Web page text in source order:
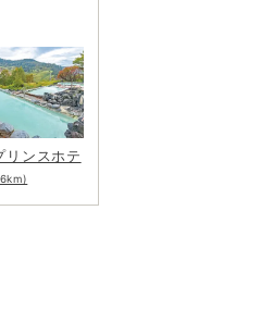
リンスホテ